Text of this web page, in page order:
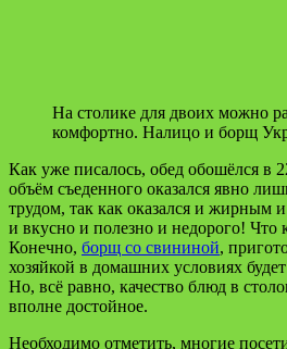
На столике для двоих можно
комфортно. Налицо и борщ
Как уже писалось, обед обошёлся в
объём съеденного оказался явно
трудом, так как оказался и жирным
и вкусно и полезно и недорого! Что
Конечно, борщ со свининой,
хозяйкой в домашних условиях
Но, всё равно, качество блюд в
вполне достойное.
Необходимо отметить, многие